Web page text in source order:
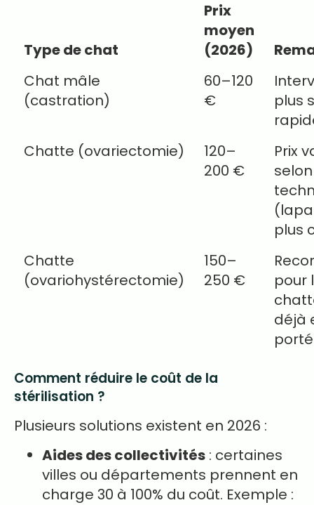
Type de chat
Prix
moyen
(2026)
Chat mâle
(castration)
60–120
€
plus
Chatte (ovariectomie)
120–
200 €
Prix
plus
Chatte
(ovariohystérectomie)
150–
250 €
pour
déjà
Comment réduire le coût de la
stérilisation ?
Plusieurs solutions existent en 2026 :
Aides des collectivités : certaines
villes ou départements prennent en
charge 30 à 100% du coût. Exemple :